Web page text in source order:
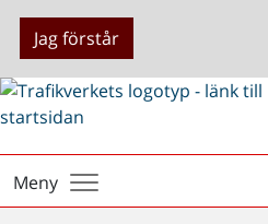
Jag förstår
Meny